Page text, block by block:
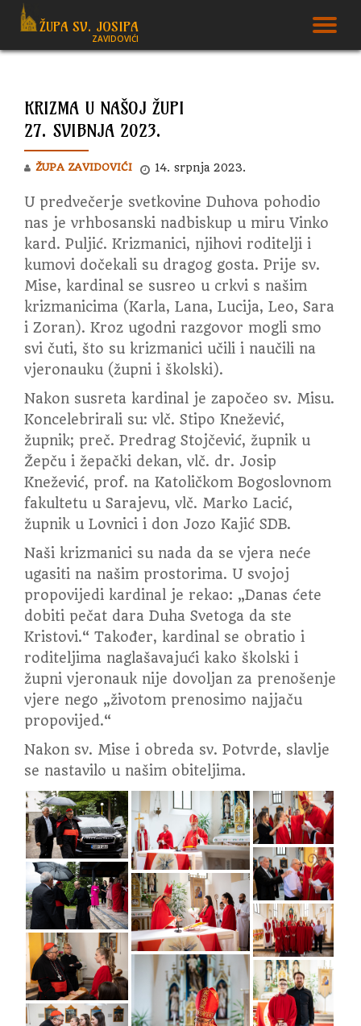
to
ŽUPA SV. JOSIPA
ZAVIDOVIĆI
KRIZMA U NAŠOJ ŽUPI
27. SVIBNJA 2023.
ŽUPA ZAVIDOVIĆI 14. srpnja 2023.
U predvečerje svetkovine Duhova pohodio
nas je vrhbosanski nadbiskup u miru Vinko
kard. Puljić. Krizmanici, njihovi roditelji i
kumovi dočekali su dragog gosta. Prije sv.
Mise, kardinal se susreo u crkvi s našim
krizmanicima (Karla, Lana, Lucija, Leo, Sara
i Zoran). Kroz ugodni razgovor mogli smo
svi čuti, što su krizmanici učili i naučili na
vjeronauku (župni i školski).
Nakon susreta kardinal je započeo sv. Misu.
Koncelebrirali su: vlč. Stipo Knežević,
župnik; preč. Predrag Stojčević, župnik u
Žepču i žepački dekan, vlč. dr. Josip
Knežević, prof. na Katoličkom Bogoslovnom
fakultetu u Sarajevu, vlč. Marko Lacić,
župnik u Lovnici i don Jozo Kajić SDB.
Naši krizmanici su nada da se vjera neće
ugasiti na našim prostorima. U svojoj
propovijedi kardinal je rekao: „Danas ćete
dobiti pečat dara Duha Svetoga da ste
Kristovi.“ Također, kardinal se obratio i
roditeljima naglašavajući kako školski i
župni vjeronauk nije dovoljan za prenošenje
vjere nego „životom prenosimo najjaču
propovijed.“
Nakon sv. Mise i obreda sv. Potvrde, slavlje
se nastavilo u našim obiteljima.